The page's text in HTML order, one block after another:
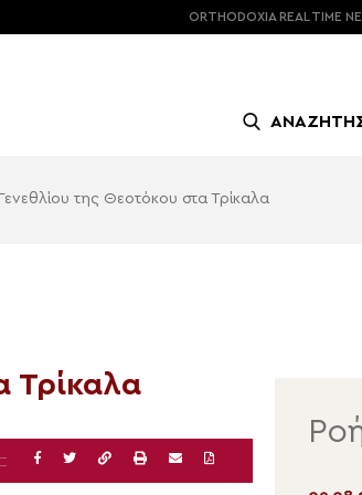
ORTHODOXIA REAL TIME
της Θεοτόκου στα Τρίκαλα
Τρίκαλα